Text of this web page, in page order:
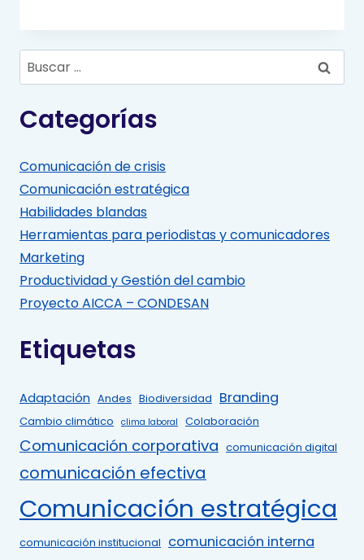
Buscar:
Categorías
Comunicación de crisis
Comunicación estratégica
Habilidades blandas
Herramientas para periodistas y comunicadores
Marketing
Productividad y Gestión del cambio
Proyecto AICCA – CONDESAN
Etiquetas
Adaptación Andes Biodiversidad Branding
Cambio climático clima laboral Colaboración
Comunicación corporativa comunicación digital
comunicación efectiva
Comunicación estratégica
comunicación institucional comunicación interna